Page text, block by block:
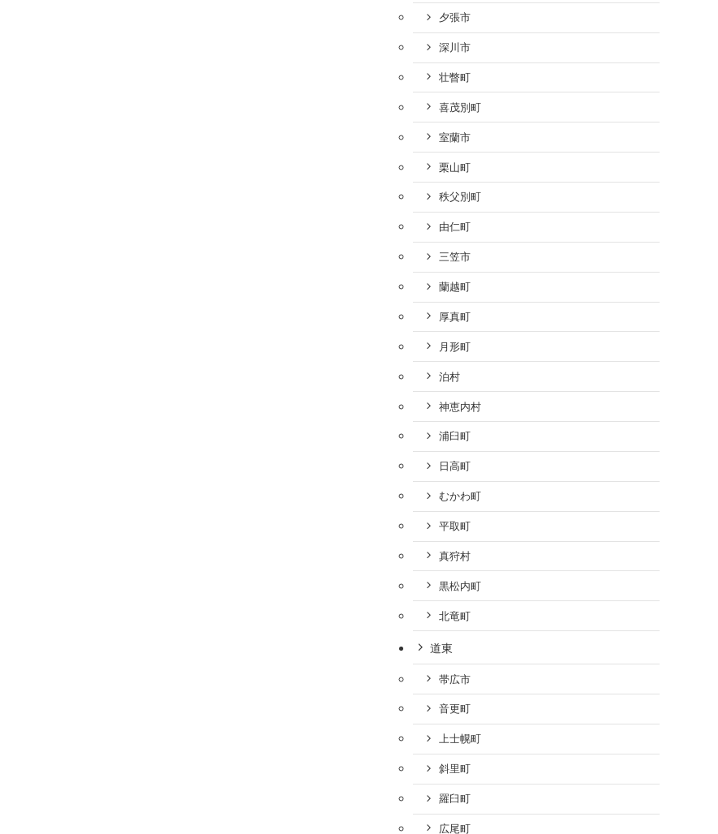
夕張市
深川市
壮瞥町
喜茂別町
室蘭市
栗山町
秩父別町
由仁町
三笠市
蘭越町
厚真町
月形町
泊村
神恵内村
浦臼町
日高町
むかわ町
平取町
真狩村
黒松内町
北竜町
道東
帯広市
音更町
上士幌町
斜里町
羅臼町
広尾町